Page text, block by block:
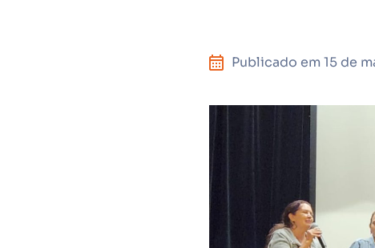
Publicado em 15 de